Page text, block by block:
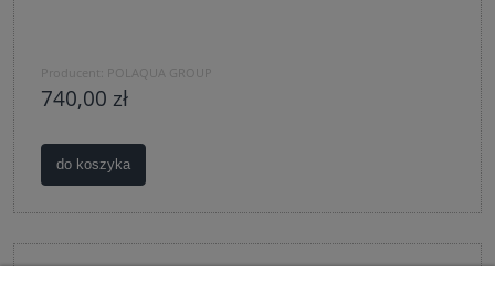
Producent: POLAQUA GROUP
740,00 zł
do koszyka